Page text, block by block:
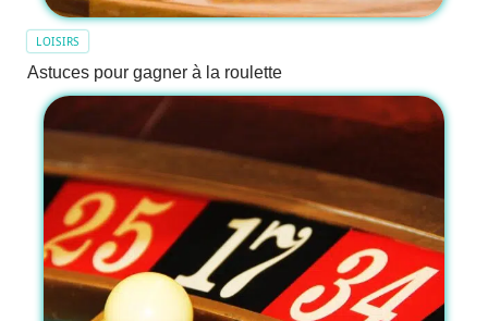
LOISIRS
Astuces pour gagner à la roulette